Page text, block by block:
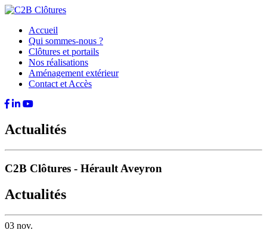
Accueil
Qui sommes-nous ?
Clôtures et portails
Nos réalisations
Aménagement extérieur
Contact et Accès
Actualités
C2B Clôtures - Hérault Aveyron
Actualités
03 nov.